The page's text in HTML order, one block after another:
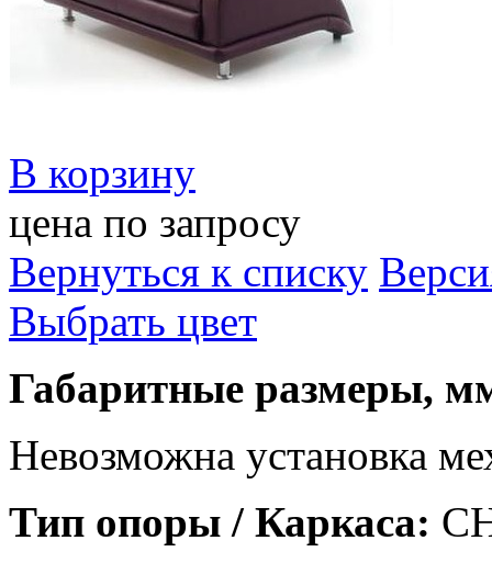
В корзину
цена по запросу
Вернуться к списку
Выбрать цвет
Габаритные размеры,
Невозможна установка
Тип опоры / Каркаса: